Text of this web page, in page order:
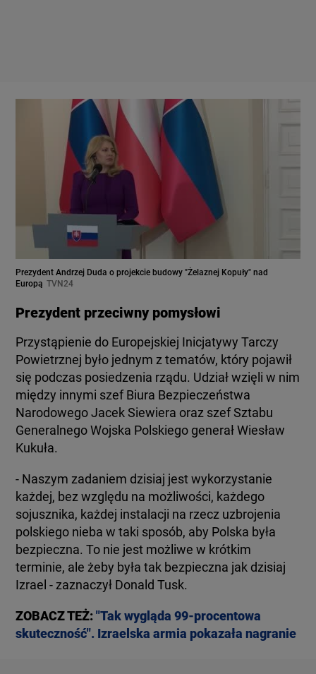
Prezydent Andrzej Duda o projekcie budowy "Żelaznej Kopuły" nad
Europą TVN24
Prezydent przeciwny pomysłowi
Przystąpienie do Europejskiej Inicjatywy Tarczy
Powietrznej było jednym z tematów, który pojawił
się podczas posiedzenia rządu. Udział wzięli w nim
między innymi szef Biura Bezpieczeństwa
Narodowego Jacek Siewiera oraz szef Sztabu
Generalnego Wojska Polskiego generał Wiesław
Kukuła.
- Naszym zadaniem dzisiaj jest wykorzystanie
każdej, bez względu na możliwości, każdego
sojusznika, każdej instalacji na rzecz uzbrojenia
polskiego nieba w taki sposób, aby Polska była
bezpieczna. To nie jest możliwe w krótkim
terminie, ale żeby była tak bezpieczna jak dzisiaj
Izrael - zaznaczył Donald Tusk.
ZOBACZ TEŻ:"Tak wygląda 99-procentowa
skuteczność". Izraelska armia pokazała nagranie